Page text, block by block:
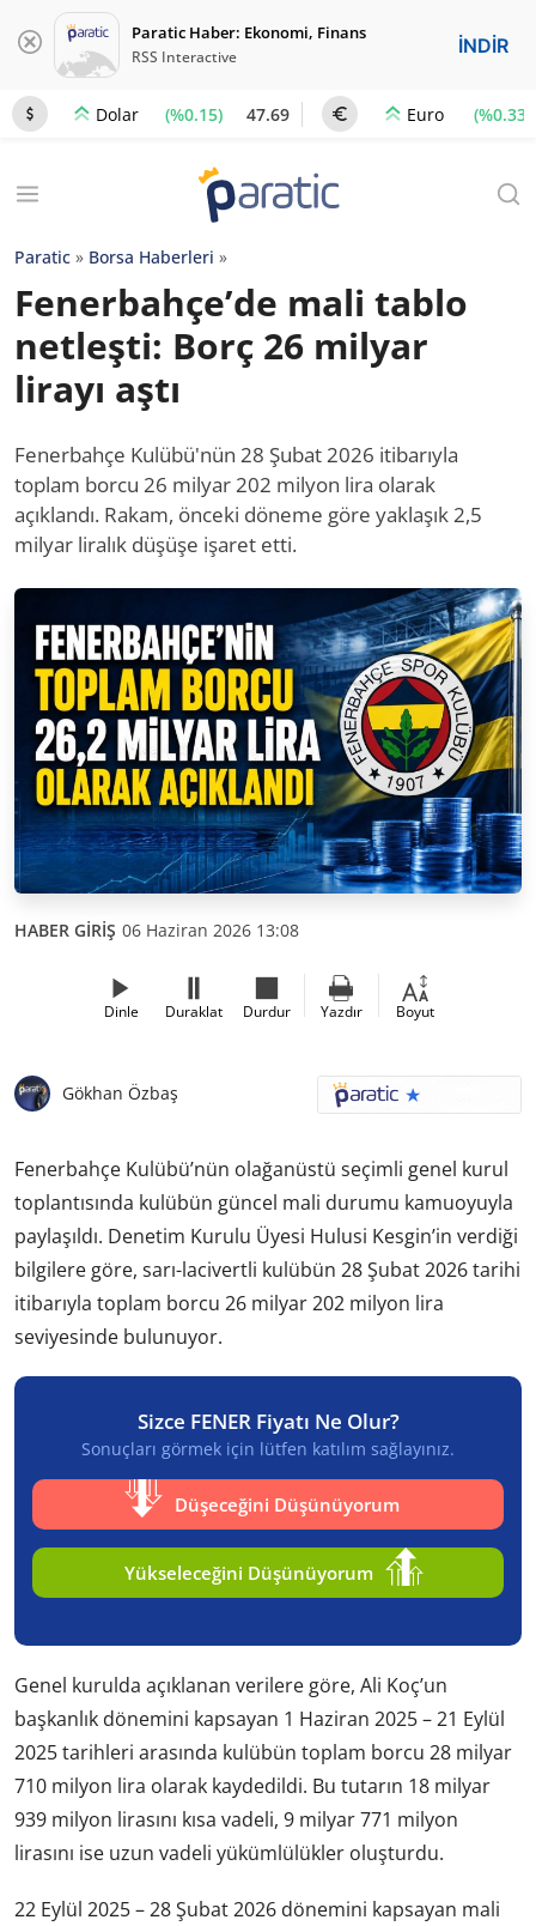
Paratic Haber: Ekonomi, Finans
RSS Interactive İNDİR
Dolar (%0.15) 47.69 Euro (%0.33)
Paratic » Borsa Haberleri »
Fenerbahçe’de mali tablo
netleşti: Borç 26 milyar
lirayı aştı
Fenerbahçe Kulübü'nün 28 Şubat 2026 itibarıyla
toplam borcu 26 milyar 202 milyon lira olarak
açıklandı. Rakam, önceki döneme göre yaklaşık 2,5
milyar liralık düşüşe işaret etti.
HABER GİRİŞ 06 Haziran 2026 13:08
Dinle Duraklat Durdur Yazdır Boyut
Gökhan Özbaş
Fenerbahçe Kulübü’nün olağanüstü seçimli genel kurul
toplantısında kulübün güncel mali durumu kamuoyuyla
paylaşıldı. Denetim Kurulu Üyesi Hulusi Kesgin’in verdiği
bilgilere göre, sarı-lacivertli kulübün 28 Şubat 2026 tarihi
itibarıyla toplam borcu 26 milyar 202 milyon lira
seviyesinde bulunuyor.
Sizce FENER Fiyatı Ne Olur?
Sonuçları görmek için lütfen katılım sağlayınız.
Düşeceğini Düşünüyorum
Yükseleceğini Düşünüyorum
Genel kurulda açıklanan verilere göre, Ali Koç’un
başkanlık dönemini kapsayan 1 Haziran 2025 – 21 Eylül
2025 tarihleri arasında kulübün toplam borcu 28 milyar
710 milyon lira olarak kaydedildi. Bu tutarın 18 milyar
939 milyon lirasını kısa vadeli, 9 milyar 771 milyon
lirasını ise uzun vadeli yükümlülükler oluşturdu.
22 Eylül 2025 – 28 Şubat 2026 dönemini kapsayan mali